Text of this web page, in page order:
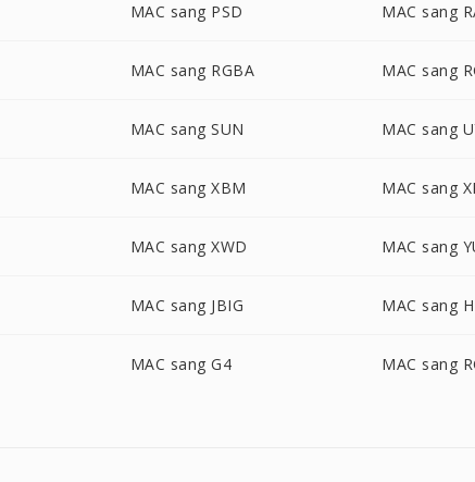
MAC sang PSD MAC sang
MAC sang RGBA MAC sang
MAC sang SUN MAC sang
MAC sang XBM MAC sang
MAC sang XWD MAC sang
MAC sang JBIG MAC sang
MAC sang G4 MAC sang